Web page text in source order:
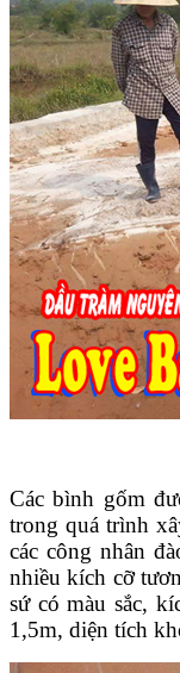
Các bình gốm
trong quá trình
các công nhân
nhiều kích cỡ
sứ có màu sắc,
1,5m, diện tích